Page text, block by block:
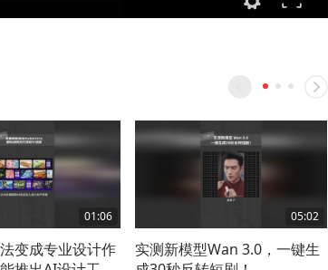
01:06
变成专业设计作
05:02
实测新模型Wan 3.0，一键生